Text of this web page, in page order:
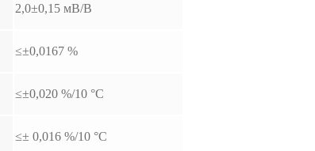
2,0±0,15 мВ/В
≤±0,0167 %
≤±0,020 %/10 °C
≤± 0,016 %/10 °C